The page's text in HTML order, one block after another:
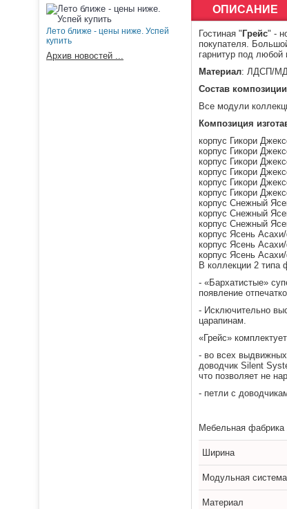
Лето ближе - цены ниже. Успей
купить
Архив новостей ...
ОПИСАНИЕ
Гостиная " Грейс" -
покупателя.
гарнитур под любой
Материал: ЛДСП/
Состав
Все модули
Композиция
корпус Гикори
корпус Гикори
корпус Гикори
корпус Гикори
корпус Гикори
корпус Гикори
корпус Снежный
корпус Снежный
корпус Снежный
корпус Ясень
корпус Ясень
корпус Ясень
В коллекции 2 типа
- «Бархатистые»
появление
- Исключительно
царапинам.
«Грейс»
- во всех
доводчик Silent
что позволяет не
- петли с
Мебельная
Ширина
Модульная система
Материал